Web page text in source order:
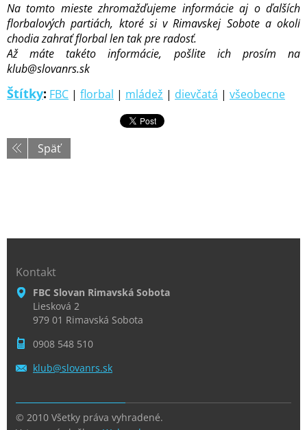
Na tomto mieste zhromažďujeme informácie aj o ďalších
florbalových partiách, ktoré si v Rimavskej Sobote a okolí
chodia zahrať florbal len tak pre radosť.
Až máte takéto informácie, pošlite ich prosím na
klub@slovanrs.sk
Štítky: FBC | florbal | mládež | dievčatá | všeobecne
Späť
Kontakt
FBC Slovan Rimavská Sobota
Liesková 2
979 01 Rimavská Sobota
0908 548 510
klub@slovanrs.sk
© 2010 Všetky práva vyhradené.